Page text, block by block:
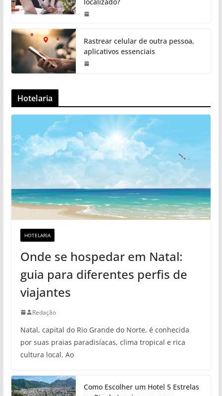
Rastrear celular de outra pessoa,
aplicativos essenciais
Hotelaria
HOTELARIA
Onde se hospedar em Natal:
guia para diferentes perfis de
viajantes
Redação
Natal, capital do Rio Grande do Norte, é conhecida
por suas praias paradisíacas, clima tropical e rica
cultura local. Ao
Como Escolher um Hotel 5 Estrelas